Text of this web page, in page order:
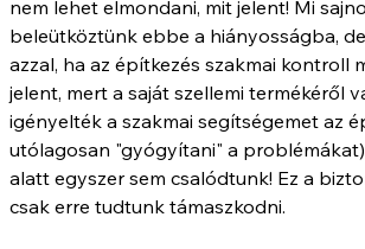
nem lehet elmondani, mit jelent! Mi
beleütköztünk ebbe a hiányosságba,
azzal, ha az építkezés szakmai kontroll
jelent, mert a saját szellemi termékéről
igényelték a szakmai segítségemet az
utólagosan "gyógyítani" a
alatt egyszer sem csalódtunk! Ez a
csak erre tudtunk támaszkodni.